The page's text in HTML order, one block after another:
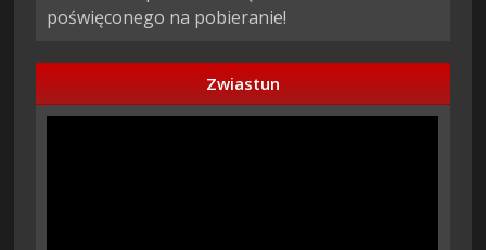
poświęconego na pobieranie!
Zwiastun